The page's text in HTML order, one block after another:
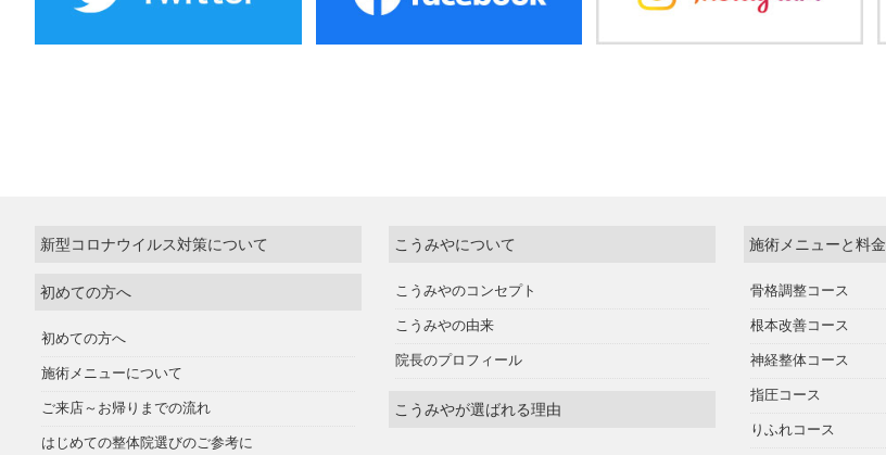
新型コロナウイルス対策について
初めての方へ
初めての方へ
施術メニューについて
ご来店～お帰りまでの流れ
はじめての整体院選びのご参考に
こうみやについて
こうみやのコンセプト
こうみやの由来
院長のプロフィール
こうみやが選ばれる理由
施術メニューと料金
骨格調整コース
根本改善コース
神経整体コース
指圧コース
りふれコース